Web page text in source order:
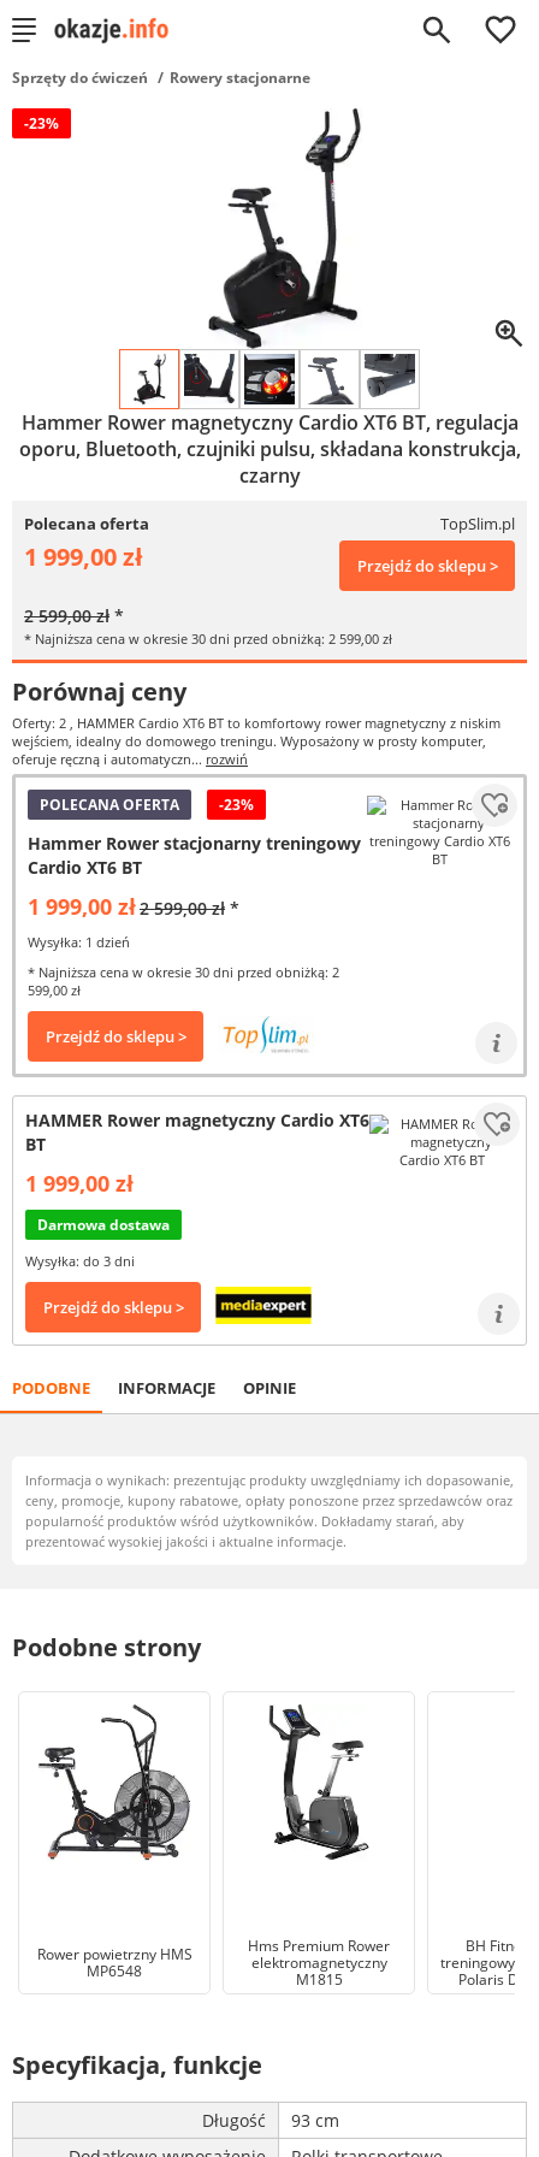
0
Sprzęty do ćwiczeń Rowery stacjonarne
-23%
Hammer Rower magnetyczny Cardio XT6 BT, regulacja
oporu, Bluetooth, czujniki pulsu, składana konstrukcja,
czarny
Polecana oferta TopSlim.pl
1 999,00 zł Przejdź do sklepu >
2 599,00 zł *
* Najniższa cena w okresie 30 dni przed obniżką: 2 599,00 zł
Porównaj ceny
Oferty: 2 , HAMMER Cardio XT6 BT to komfortowy rower magnetyczny z niskim
wejściem, idealny do domowego treningu. Wyposażony w prosty komputer,
oferuje ręczną i automatyczn... rozwiń
POLECANA OFERTA -23%
Hammer Rower stacjonarny treningowy
Cardio XT6 BT
1 999,00 zł2 599,00 zł *
Wysyłka: 1 dzień
* Najniższa cena w okresie 30 dni przed obniżką: 2
599,00 zł
Przejdź do sklepu >
HAMMER Rower magnetyczny Cardio XT6
BT
1 999,00 zł
Darmowa dostawa
Wysyłka: do 3 dni
Przejdź do sklepu >
PODOBNE INFORMACJE OPINIE
Informacja o wynikach: prezentując produkty uwzględniamy ich dopasowanie,
ceny, promocje, kupony rabatowe, opłaty ponoszone przez sprzedawców oraz
popularność produktów wśród użytkowników. Dokładamy starań, aby
prezentować wysokiej jakości i aktualne informacje.
Podobne strony
Rower powietrzny HMS
MP6548
Hms Premium Rower
elektromagnetyczny
M1815
BH
treningowy
Polaris
Specyfikacja, funkcje
Długość
93 cm